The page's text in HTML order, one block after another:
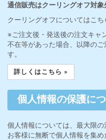
通信販売はクーリングオフ対
クーリングオフについてはこ
※ご注文後・発送後の注文キャ
不在等があった場合、以降の
す。
詳しくはこちら »
個人情報の保護に
個人情報については、最大限の
お客様に無断で個人情報を集